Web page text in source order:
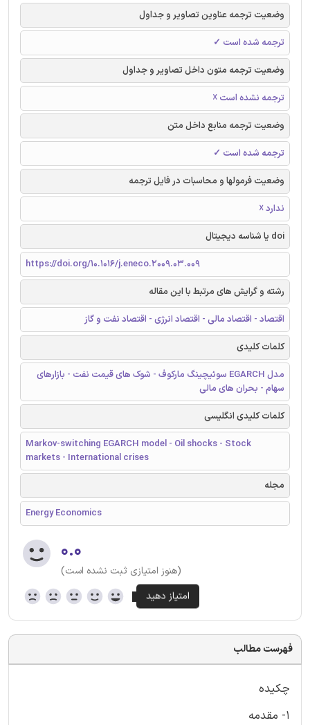
وضعیت ترجمه عناوین تصاویر و جداول
ترجمه شده است ✓
وضعیت ترجمه متون داخل تصاویر و جداول
ترجمه نشده است ☓
وضعیت ترجمه منابع داخل متن
ترجمه شده است ✓
وضعیت فرمولها و محاسبات در فایل ترجمه
ندارد ☓
doi یا شناسه دیجیتال
https://doi.org/10.1016/j.eneco.2009.03.009
رشته و گرایش های مرتبط با این مقاله
اقتصاد - اقتصاد مالی - اقتصاد انرژی - اقتصاد نفت و گاز
کلمات کلیدی
مدل EGARCH سوئیچینگ مارکوف - شوک های قیمت نفت - بازارهای
سهام - بحران های مالی
کلمات کلیدی انگلیسی
Markov-switching EGARCH model - Oil shocks - Stock
markets - International crises
مجله
Energy Economics
۰.۰
(هنوز امتیازی ثبت نشده است)
فهرست مطالب
چکیده
1- مقدمه